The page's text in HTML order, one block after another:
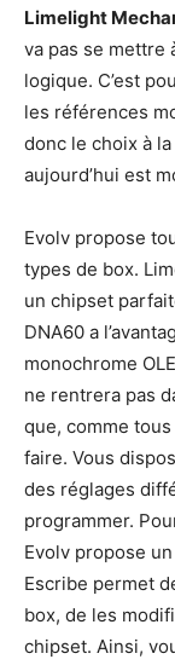
Limelight
va pas se mettre
logique. C’est
les références
donc le choix à
aujourd’hui est
Evolv propose
types de box.
un chipset
DNA60 a
monochrome
ne rentrera pas
que, comme
faire. Vous
des réglages
programmer.
Evolv propose
Escribe permet
box, de les
chipset. Ainsi,